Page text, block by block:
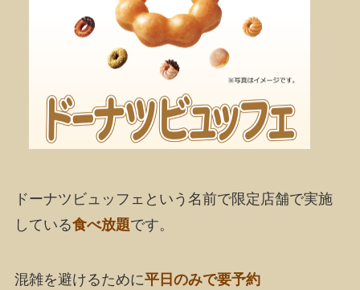
ドーナツビュッフェという名前で限定店舗で実施
している食べ放題です。
混雑を避けるために平日のみで要予約